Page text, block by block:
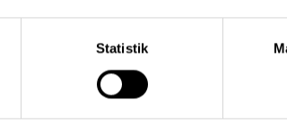
Statistik